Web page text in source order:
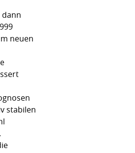
dann
neuen
stabilen